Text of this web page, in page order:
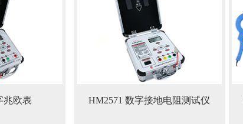
兆欧表 HM2571 数字接地电阻测试仪